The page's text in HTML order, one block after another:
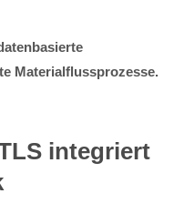
Materialflussprozesse.
integriert